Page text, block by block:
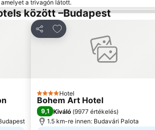
a trivagón látott.
között –Budapest
Megosztás
Hozzáadás a kedvencekhez
4 Kategória
Hotel
Bohem Art Hotel
9,1 Kiváló (9977 értékelés)
1.5 km-re innen: Budavári Palota